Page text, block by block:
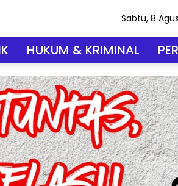
Sabtu, 8
HUKUM & KRIMINAL